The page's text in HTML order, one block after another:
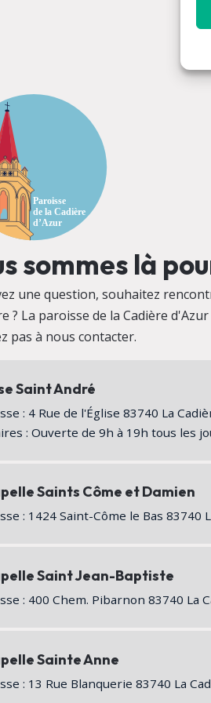
sommes là
une question, souhaitez
? La paroisse de la Cadière
pas à nous contacter.
Saint André
: 4 Rue de l'Église 83740 La
: Ouverte de 9h à 19h tous les
Saints Côme et Damien
: 1424 Saint-Côme le Bas
Saint Jean-Baptiste
: 400 Chem. Pibarnon 83740 La
Sainte Anne
: 13 Rue Blanquerie 83740 La